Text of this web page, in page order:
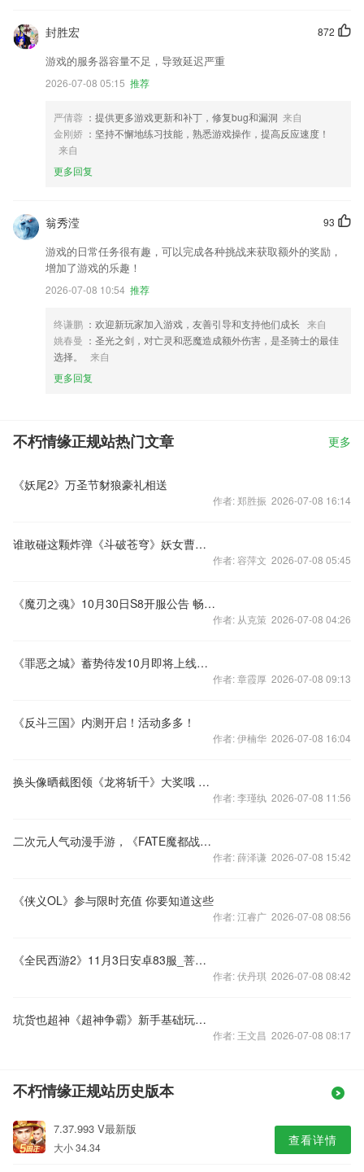
872
封胜宏
游戏的服务器容量不足，导致延迟严重
2026-07-08 05:15 推荐
严倩蓉 ：提供更多游戏更新和补丁，修复bug和漏洞 来自
金刚娇 ：坚持不懈地练习技能，熟悉游戏操作，提高反应速度！
来自
更多回复
93
翁秀滢
游戏的日常任务很有趣，可以完成各种挑战来获取额外的奖励，
增加了游戏的乐趣！
2026-07-08 10:54 推荐
终谦鹏 ：欢迎新玩家加入游戏，友善引导和支持他们成长 来自
姚春曼 ：圣光之剑，对亡灵和恶魔造成额外伤害，是圣骑士的最佳
选择。
来自
更多回复
不朽情缘正规站热门文章 更多
《妖尾2》万圣节豺狼豪礼相送
作者: 郑胜振 2026-07-08 16:14
谁敢碰这颗炸弹《斗破苍穹》妖女曹颖降临
作者: 容萍文 2026-07-08 05:45
《魔刃之魂》10月30日S8开服公告 畅享新服礼包
作者: 从克策 2026-07-08 04:26
《罪恶之城》蓄势待发10月即将上线—狂战士杀职业全能推荐
作者: 章霞厚 2026-07-08 09:13
《反斗三国》内测开启！活动多多！
作者: 伊楠华 2026-07-08 16:04
换头像晒截图领《龙将斩千》大奖哦 不容错过!
作者: 李瑾纨 2026-07-08 11:56
二次元人气动漫手游，《FATE魔都战争》公测开启，人气爆棚，
作者: 薛泽谦 2026-07-08 15:42
《侠义OL》参与限时充值 你要知道这些
作者: 江睿广 2026-07-08 08:56
《全民西游2》11月3日安卓83服_菩提树新服开启公告
作者: 伏丹琪 2026-07-08 08:42
坑货也超神《超神争霸》新手基础玩法介绍
作者: 王文昌 2026-07-08 08:17
不朽情缘正规站历史版本
7.37.993 V最新版
大小 34.34 查看详情